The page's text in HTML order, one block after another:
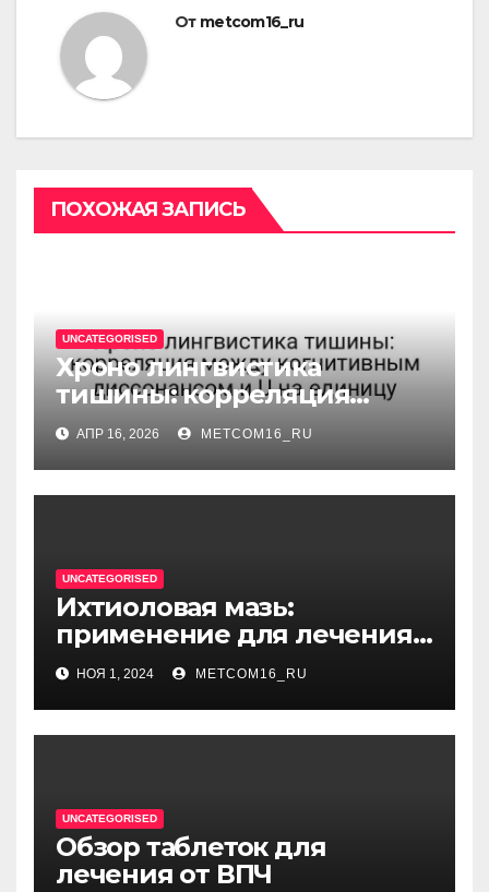
От metcom16_ru
ПОХОЖАЯ ЗАПИСЬ
UNCATEGORISED
Хроно лингвистика
тишины: корреляция
между когнитивным
диссонансом и U на
единицу
АПР 16, 2026 METCOM16_RU
UNCATEGORISED
Ихтиоловая мазь:
применение для лечения
фурункулов
НОЯ 1, 2024 METCOM16_RU
UNCATEGORISED
Обзор таблеток для
лечения от ВПЧ